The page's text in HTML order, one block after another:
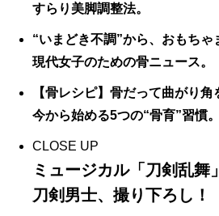
すらり美脚調整法。
“いまどき不調”から、おもちゃ
現代女子のための骨ニュース。
【骨レシピ】骨だって曲がり
今から始める5つの“骨育”習慣。
CLOSE UP
ミュージカル「刀剣乱舞」
刀剣男士、撮り下ろし！